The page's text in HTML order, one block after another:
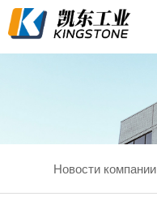
Новости компании